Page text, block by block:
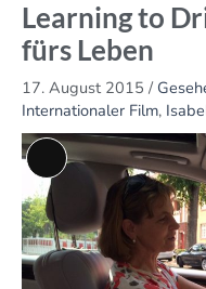
Learning to
fürs Leben
17. August 2015 /
Internationaler Film,
Lange
Beschreibung